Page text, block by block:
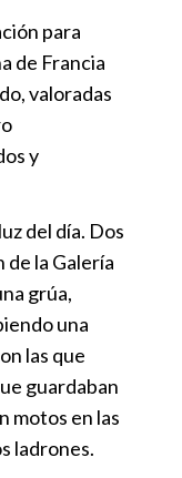
para
de Francia
valoradas
y
del día. Dos
de la Galería
grúa,
una
las que
guardaban
motos en las
ladrones.